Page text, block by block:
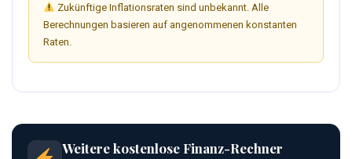
Zukünftige Inflationsraten sind unbekannt. Alle
Berechnungen basieren auf angenommenen konstanten
Raten.
Weitere kostenlose Finanz-Rechner